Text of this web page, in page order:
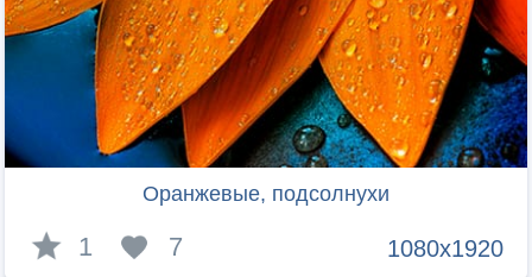
Оранжевые, подсолнухи
1080x1920
1 7